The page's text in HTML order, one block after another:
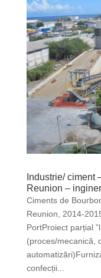
Industrie/ ciment
Reunion –
Ciments de
Reunion, 2014-
PortProiect parțial
(proces/mecanică,
confecții...